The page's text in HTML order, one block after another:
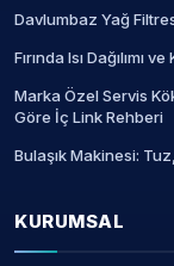
Davlumbaz Yağ
Fırında Isı Dağılımı
Marka Özel Servis
Göre İç Link Rehberi
Bulaşık Makinesi:
KURUMSAL